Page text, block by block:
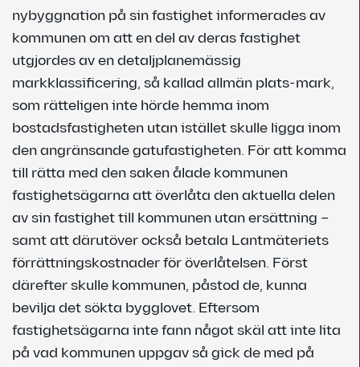
nybyggnation på sin fastighet informerades av
kommunen om att en del av deras fastighet
utgjordes av en detaljplanemässig
markklassificering, så kallad allmän plats-mark,
som rätteligen inte hörde hemma inom
bostadsfastigheten utan istället skulle ligga inom
den angränsande gatufastigheten. För att komma
till rätta med den saken ålade kommunen
fastighetsägarna att överlåta den aktuella delen
av sin fastighet till kommunen utan ersättning –
samt att därutöver också betala Lantmäteriets
förrättningskostnader för överlåtelsen. Först
därefter skulle kommunen, påstod de, kunna
bevilja det sökta bygglovet. Eftersom
fastighetsägarna inte fann något skäl att inte lita
på vad kommunen uppgav så gick de med på